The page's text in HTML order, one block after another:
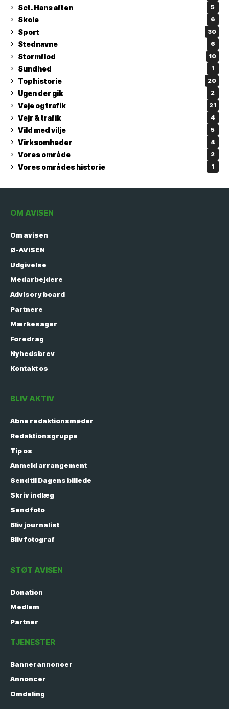
Sct. Hans aften 5
Skole 6
Sport 30
Stednavne 6
Stormflod 10
Sundhed 1
Tophistorie 20
Ugen der gik 2
Veje og trafik 21
Vejr & trafik 4
Vild med vilje 5
Virksomheder 4
Vores område 2
Vores områdes historie 1
OM AVISEN
Om avisen
Ø-AVISEN
Udgivelse
Medarbejdere
Advisory board
Partnere
Mærkesager
Foredrag
Nyhedsbrev
Kontakt os
BLIV AKTIV
Åbne redaktionsmøder
Redaktionsgruppe
Tip os
Anmeld arrangement
Send til Dagens billede
Skriv indlæg
Send foto
Bliv journalist
Bliv fotograf
STØT AVISEN
Donation
Medlem
Partner
TJENESTER
Bannerannoncer
Annoncer
Omdeling